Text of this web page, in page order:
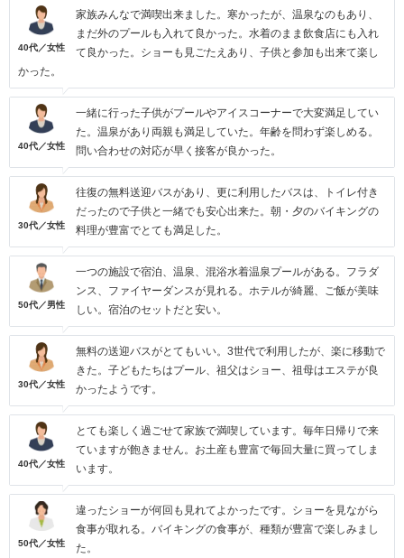
40代／女性
家族みんなで満喫出来ました。寒かったが、温泉なのもあり、
まだ外のプールも入れて良かった。水着のまま飲食店にも入れ
て良かった。ショーも見ごたえあり、子供と参加も出来て楽し
かった。
40代／女性
一緒に行った子供がプールやアイスコーナーで大変満足してい
た。温泉があり両親も満足していた。年齢を問わず楽しめる。
問い合わせの対応が早く接客が良かった。
30代／女性
往復の無料送迎バスがあり、更に利用したバスは、トイレ付き
だったので子供と一緒でも安心出来た。朝・夕のバイキングの
料理が豊富でとても満足した。
50代／男性
一つの施設で宿泊、温泉、混浴水着温泉プールがある。フラダ
ンス、ファイヤーダンスが見れる。ホテルが綺麗、ご飯が美味
しい。宿泊のセットだと安い。
30代／女性
無料の送迎バスがとてもいい。3世代で利用したが、楽に移動で
きた。子どもたちはプール、祖父はショー、祖母はエステが良
かったようです。
40代／女性
とても楽しく過ごせて家族で満喫しています。毎年日帰りで来
ていますが飽きません。お土産も豊富で毎回大量に買ってしま
います。
50代／女性
違ったショーが何回も見れてよかったです。ショーを見ながら
食事が取れる。バイキングの食事が、種類が豊富で楽しみまし
た。